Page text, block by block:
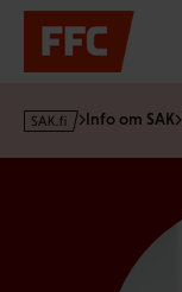
Hoppa
innehållet
s
Info om SAK